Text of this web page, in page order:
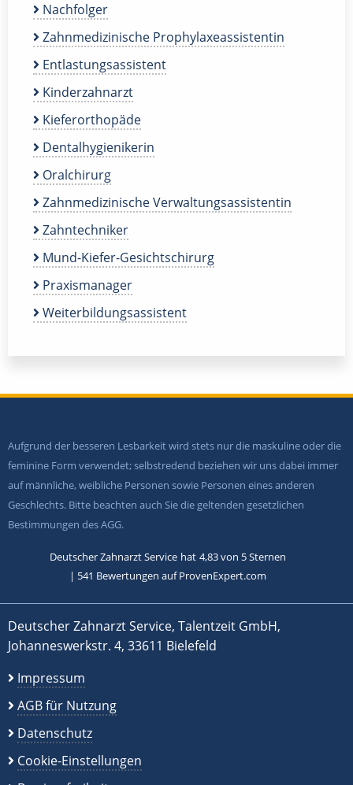
Nachfolger
Zahnmedizinische Prophylaxeassistentin
Entlastungsassistent
Kinderzahnarzt
Kieferorthopäde
Dentalhygienikerin
Oralchirurg
Zahnmedizinische Verwaltungsassistentin
Zahntechniker
Mund-Kiefer-Gesichtschirurg
Praxismanager
Weiterbildungsassistent
Aufgrund der besseren Lesbarkeit wird stets nur die maskuline oder die
feminine Form verwendet; selbstredend beziehen wir uns dabei immer
auf männliche, weibliche Personen sowie Personen eines anderen
Geschlechts. Bitte beachten auch Sie die geltenden gesetzlichen
Bestimmungen des AGG.
Deutscher Zahnarzt Service hat 4,83von 5Sternen
| 541 Bewertungen auf ProvenExpert.com
Deutscher Zahnarzt Service, Talentzeit GmbH,
Johanneswerkstr. 4, 33611 Bielefeld
Impressum
AGB für Nutzung
Datenschutz
Cookie-Einstellungen